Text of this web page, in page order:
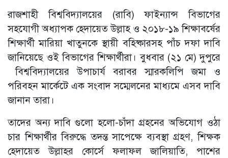
রাজশাহী বিশ্ববিদ্যালয়ের (রাবি) ফাইন্যান্স বিভাগের
সহযোগী অধ্যাপক হেদায়েত উল্লাহ ও ২০১৮-১৯ শিক্ষাবর্ষের
শিক্ষার্থী মারিয়া খাতুনকে স্থায়ী বহিষ্কারসহ পাঁচ দফা দাবি
জানিয়েছে ওই বিভাগের শিক্ষার্থীরা। বুধবার (২১ মে) দুপুরে
বিশ্ববিদ্যালয়ের উপাচার্য বরাবর স্মারকলিপি জমা ও
পরিবহন মার্কেটে এক সংবাদ সম্মেলনের মাধ্যমে এসব দাবি
জানান তারা।
তাদের অন্য দাবি গুলো হলো-চাঁদা গ্রহনের অভিযোগ ওঠা
চার শিক্ষার্থীর বিরুদ্ধে তদন্ত সাপেক্ষে ব্যবস্থা গ্রহণ, শিক্ষক
হেদায়েত উল্লাহর কোর্সে ফলাফল জালিয়াতি, পাশের